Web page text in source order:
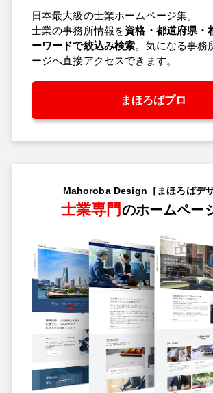
日本最大級の士業ホームページ集。
士業の事務所情報を資格・都道府県・
ーワードで絞込み検索。気になる事務
ージへ直接アクセスできます。
まほろばプロ
Mahoroba Design［まほろばデザ
士業専門のホームペー